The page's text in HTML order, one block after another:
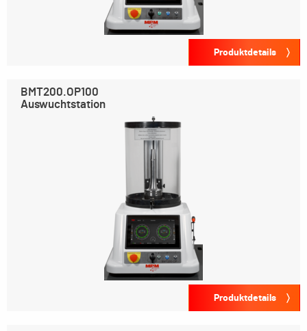
Produktdetails
BMT200.OP100
Auswuchtstation
Produktdetails